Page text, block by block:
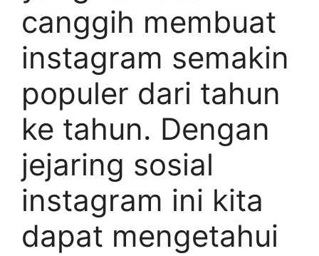
canggih membuat
instagram semakin
populer dari tahun
ke tahun. Dengan
jejaring sosial
instagram ini kita
dapat mengetahui